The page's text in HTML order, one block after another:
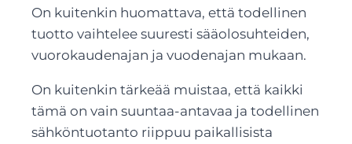
On kuitenkin huomattava, että todellinen
tuotto vaihtelee suuresti sääolosuhteiden,
vuorokaudenajan ja vuodenajan mukaan.
On kuitenkin tärkeää muistaa, että kaikki
tämä on vain suuntaa-antavaa ja todellinen
sähköntuotanto riippuu paikallisista